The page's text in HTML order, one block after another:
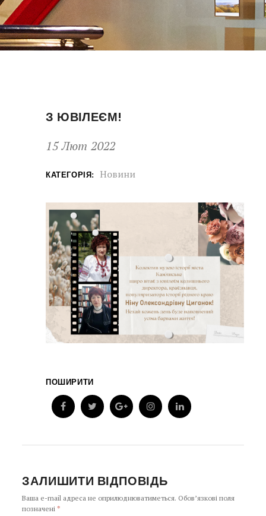
З ЮВІЛЕЄМ!
15 Лют 2022
КАТЕГОРІЯ: Новини
ПОШИРИТИ
ЗАЛИШИТИ ВІДПОВІДЬ
Ваша e-mail адреса не оприлюднюватиметься. Обов’язкові поля
позначені*